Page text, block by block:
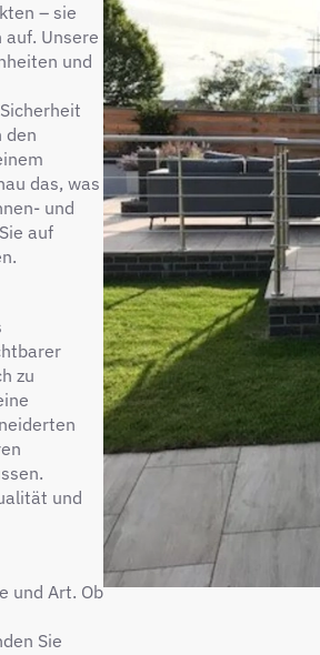
– sie
Unsere
und
den
das, was
und
auf
zu
und
und Art. Ob
Sie